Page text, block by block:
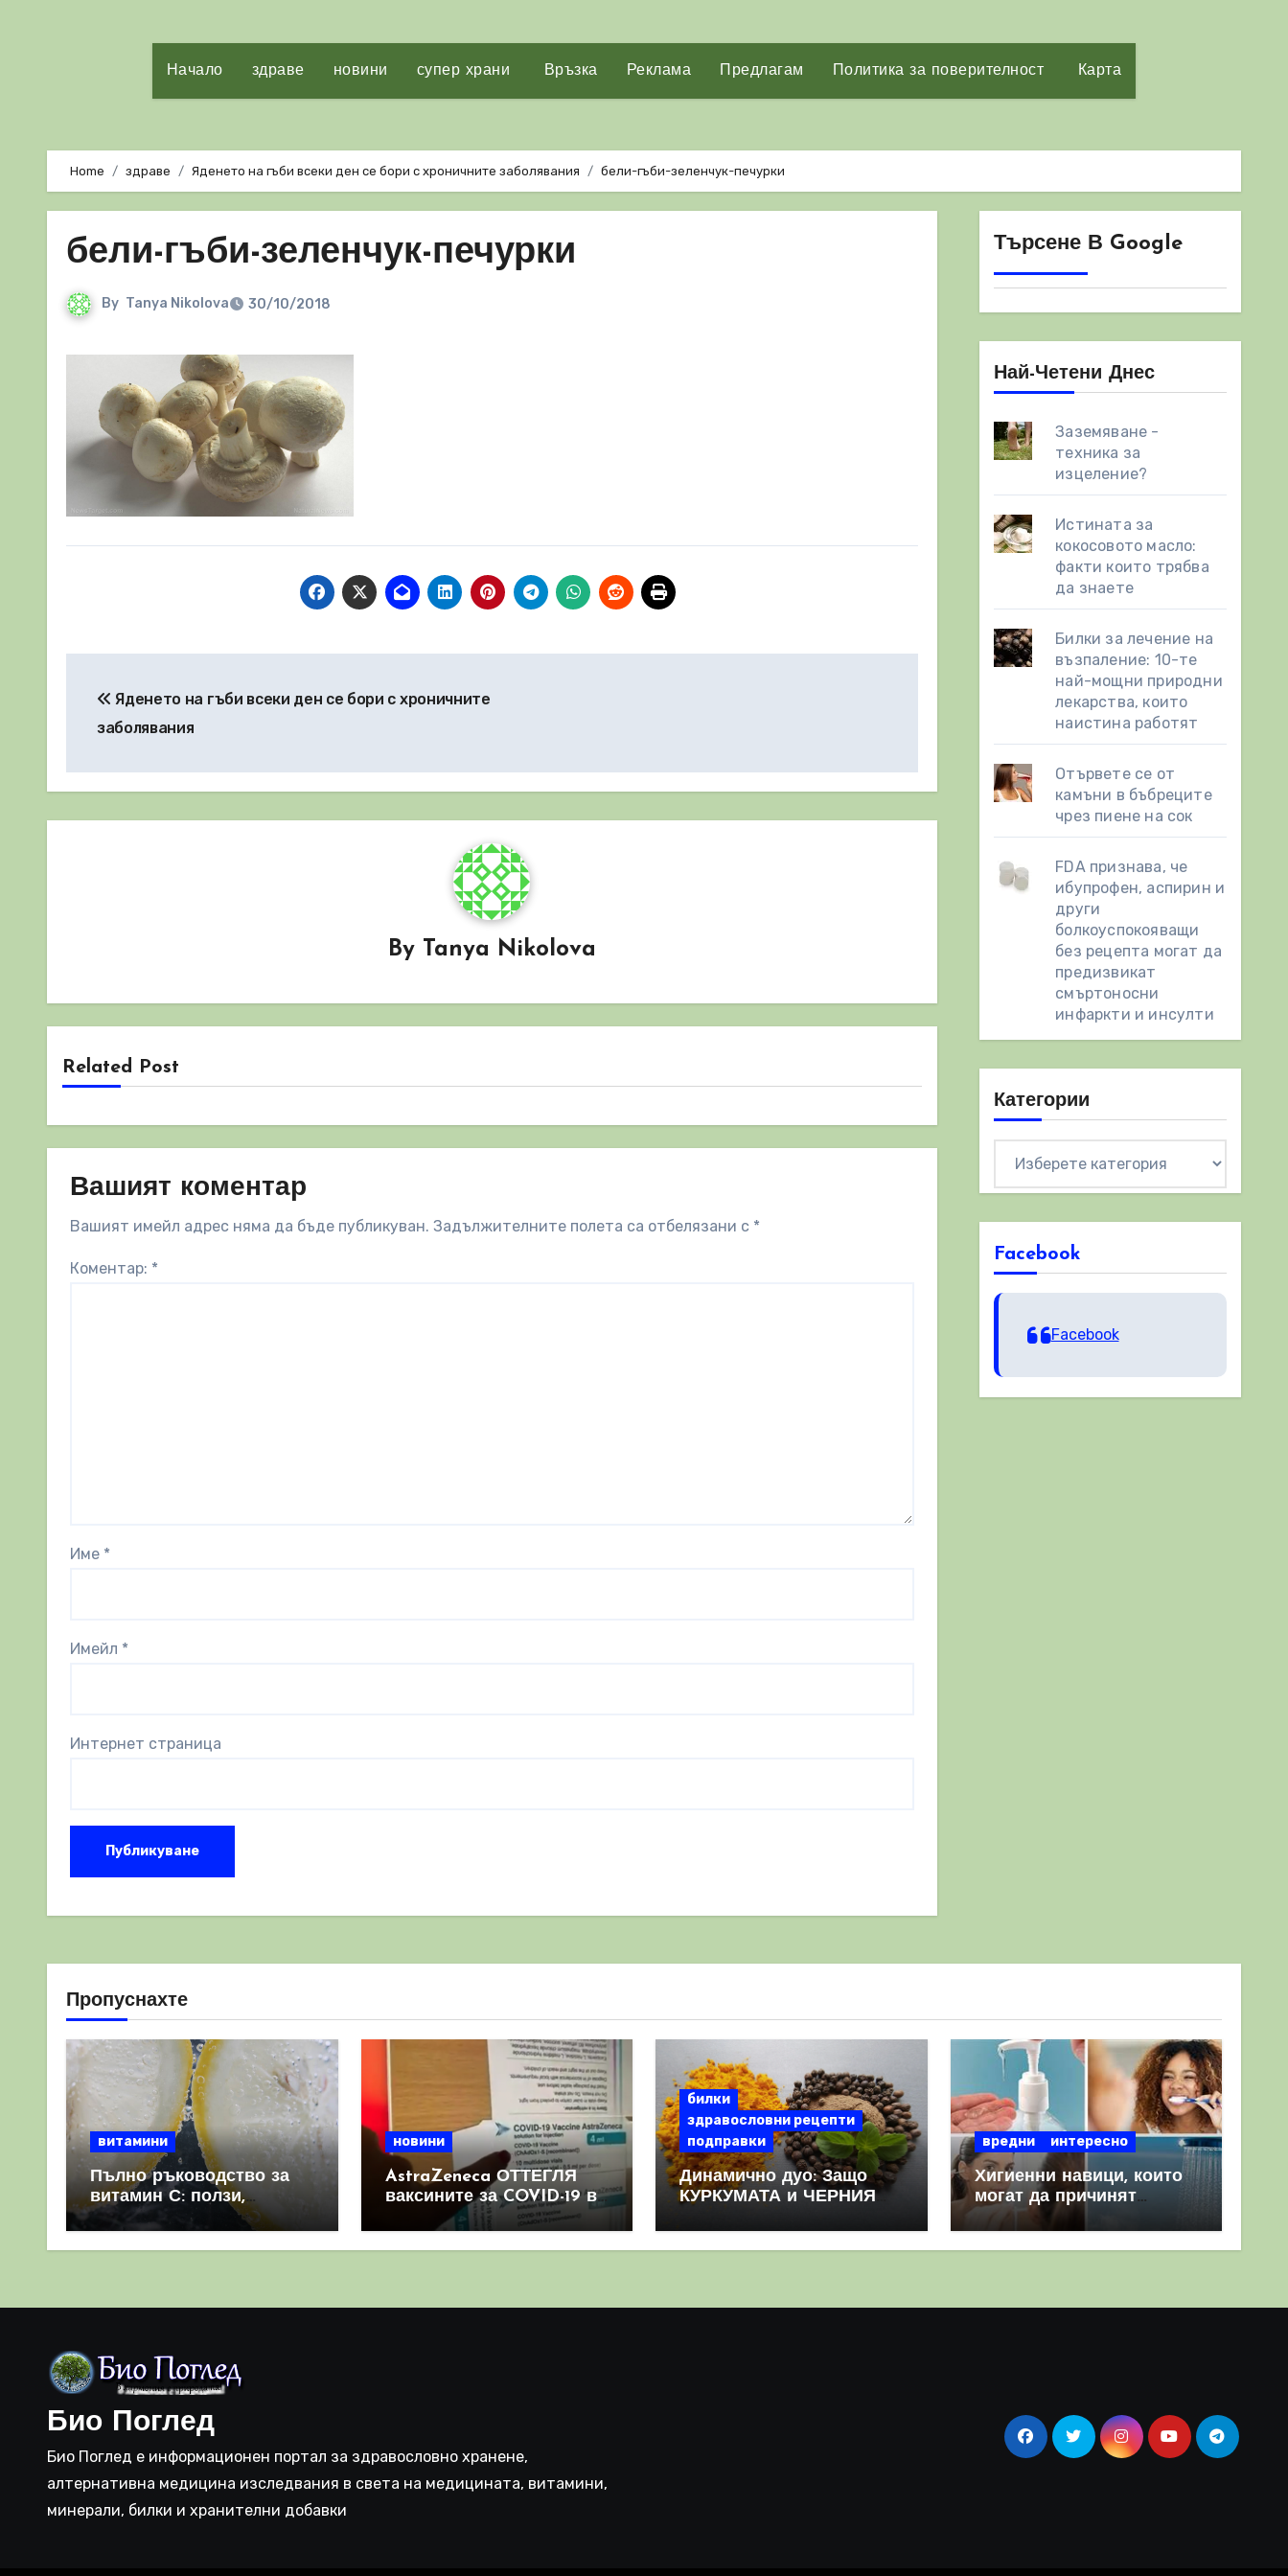
Начало здраве новини супер храни Връзка Реклама Предлагам Политика за поверителност Карта
Home здраве Яденето на гъби всеки ден се бори с хроничните заболявания бели-гъби-зеленчук-печурки
бели-гъби-зеленчук-печурки
By Tanya Nikolova 30/10/2018
Яденето на гъби всеки ден се бори с хроничните
заболявания
By Tanya Nikolova
Related Post
Вашият коментар
Вашият имейл адрес няма да бъде публикуван. Задължителните полета са отбелязани с *
Коментар: *
Име *
Имейл *
Интернет страница
Търсене В Google
Най-Четени Днес
Заземяване -
техника за
изцеление?
Истината за
кокосовото масло:
факти които трябва
да знаете
Билки за лечение на
възпаление: 10-те
най-мощни природни
лекарства, които
наистина работят
Отървете се от
камъни в бъбреците
чрез пиене на сок
FDA признава, че
ибупрофен, аспирин и
други
болкоуспокояващи
без рецепта могат да
предизвикат
смъртоносни
инфаркти и инсулти
Категории
Facebook
Facebook
Пропуснахте
витамини
Пълно ръководство за
витамин С: ползи,
източници и защо е
важен за имунната
новини
AstraZeneca ОТТЕГЛЯ
ваксините за COVID-19 в
световен мащаб, след
като призна, че те
билки
здравословни рецепти
подправки
Динамично дуо: Защо
КУРКУМАТА и ЧЕРНИЯ
комбинация
вредни интересно
Хигиенни навици, които
могат да причинят
повече вреда, отколкото
полза
Био Поглед
Био Поглед е информационен портал за здравословно хранене,
алтернативна медицина изследвания в света на медицината, витамини,
минерали, билки и хранителни добавки